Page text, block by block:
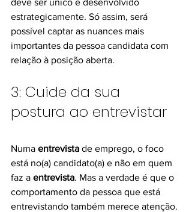
deve ser único e desenvolvido
estrategicamente. Só assim, será
possível captar as nuances mais
importantes da pessoa candidata com
relação à posição aberta.
3: Cuide da sua
postura ao entrevistar
Numa entrevista de emprego, o foco
está no(a) candidato(a) e não em quem
faz a entrevista. Mas a verdade é que o
comportamento da pessoa que está
entrevistando também merece atenção.